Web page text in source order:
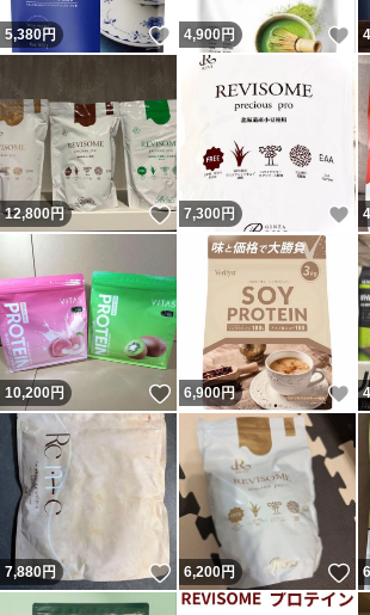
5,380円 いいね！
4,900 円
12,800円 いいね！
7,300 円
10,200円 いいね！
6,900円
7,880円 いいね！
6,200円